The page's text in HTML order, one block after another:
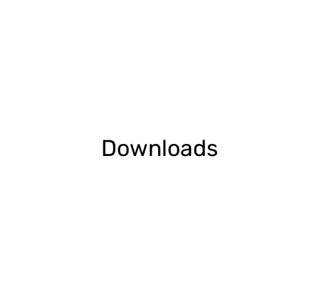
Downloads